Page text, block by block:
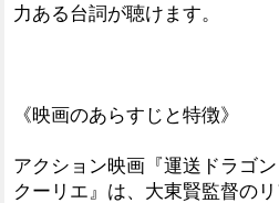
力ある台詞が聴けます。
《映画のあらすじと特徴》
アクション映画『運送ドラゴ
クーリエ』は、大東賢監督の